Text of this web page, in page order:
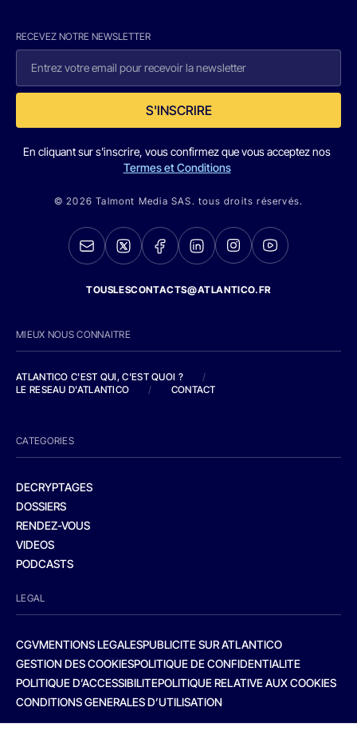
RECEVEZ NOTRE NEWSLETTER
S'INSCRIRE
En cliquant sur s'inscrire, vous confirmez que vous acceptez nos
Termes et Conditions
© 2026 Talmont Media SAS. tous droits réservés.
TOUSLESCONTACTS@ATLANTICO.FR
MIEUX NOUS CONNAITRE
ATLANTICO C'EST QUI, C'EST QUOI ?
/
LE RESEAU D'ATLANTICO
/ CONTACT
CATEGORIES
DECRYPTAGES
DOSSIERS
RENDEZ-VOUS
VIDEOS
PODCASTS
LEGAL
CGVMENTIONS LEGALESPUBLICITE SUR ATLANTICO
GESTION DES COOKIESPOLITIQUE DE CONFIDENTIALITE
POLITIQUE D’ACCESSIBILITEPOLITIQUE RELATIVE AUX COOKIES
CONDITIONS GENERALES D’UTILISATION